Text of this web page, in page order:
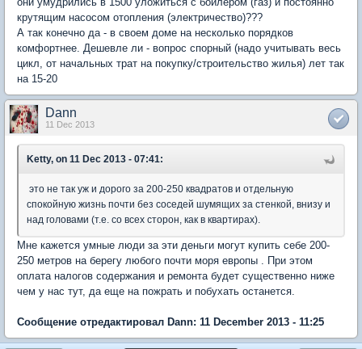
крутящим насосом отопления (электричество)???
А так конечно да - в своем доме на несколько порядков
комфортнее. Дешевле ли - вопрос спорный (надо учитывать весь
цикл, от начальных трат на покупку/строительство жилья) лет так
на 15-20
Dann
11 Dec 2013
Ketty, on 11 Dec 2013 - 07:41:
это не так уж и дорого за 200-250 квадратов и отдельную
спокойную жизнь почти без соседей шумящих за стенкой, внизу и
над головами (т.е. со всех сторон, как в квартирах).
Мне кажется умные люди за эти деньги могут купить себе 200-
250 метров на берегу любого почти моря европы . При этом
оплата налогов содержания и ремонта будет существенно ниже
чем у нас тут, да еще на пожрать и побухать останется.
Сообщение отредактировал Dann: 11 December 2013 - 11:25